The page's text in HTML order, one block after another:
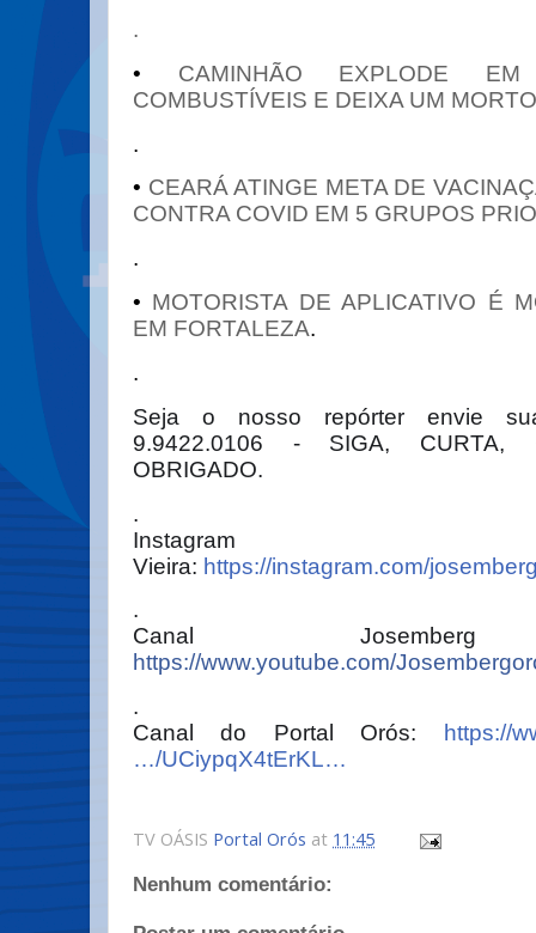
.
• CAMINHÃO EXPLODE
COMBUSTÍVEIS E DEIXA UM
.
• CEARÁ ATINGE META DE
CONTRA COVID EM 5 GRUPOS
.
• MOTORISTA DE APLICATIVO É
EM FORTALEZA.
.
Seja o nosso repórter envie
9.9422.0106 - SIGA, CURTA,
OBRIGADO.
.
Instagram
Vieira: https://instagram.com/
.
Canal
https://www.youtube.com/
.
Canal do Portal Orós:
https://
…/UCiypqX4tErKL…
TV OÁSIS Portal Orós at 11:45
Nenhum comentário: